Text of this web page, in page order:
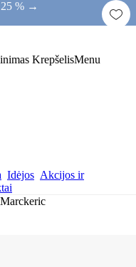
% →
KrepšelisMenu
Idėjos Akcijos ir
Marckeric